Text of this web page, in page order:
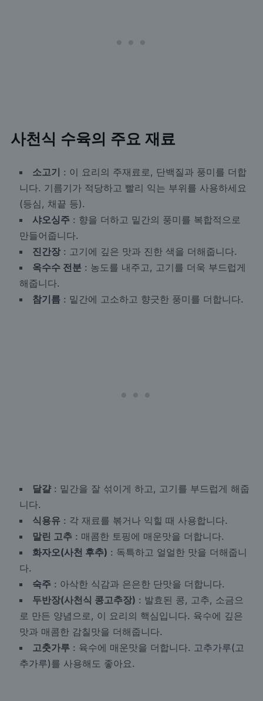
사천식 수육의 주요 재료
소고기 : 이 요리의 주재료로, 단백질과 풍미를 더합
니다. 기름기가 적당하고 빨리 익는 부위를 사용하세요
(등심, 채끝 등).
샤오싱주: 향을 더하고 밑간의 풍미를 복합적으로
만들어줍니다.
진간장: 고기에 깊은 맛과 진한 색을 더해줍니다.
옥수수 전분: 농도를 내주고, 고기를 더욱 부드럽게
해줍니다.
참기름: 밑간에 고소하고 향긋한 풍미를 더합니다.
달걀: 밑간을 잘 섞이게 하고, 고기를 부드럽게 해줍
니다.
식용유: 각 재료를 볶거나 익힐 때 사용합니다.
말린 고추: 매콤한 토핑에 매운맛을 더합니다.
화자오(사천 후추) : 독특하고 얼얼한 맛을 더해줍니
다.
숙주: 아삭한 식감과 은은한 단맛을 더합니다.
두반장(사천식 콩고추장) : 발효된 콩, 고추, 소금으
로 만든 양념으로, 이 요리의 핵심입니다. 육수에 깊은
맛과 매콤한 감칠맛을 더해줍니다.
고춧가루: 육수에 매운맛을 더합니다. 고추가루(고
추가루)를 사용해도 좋아요.